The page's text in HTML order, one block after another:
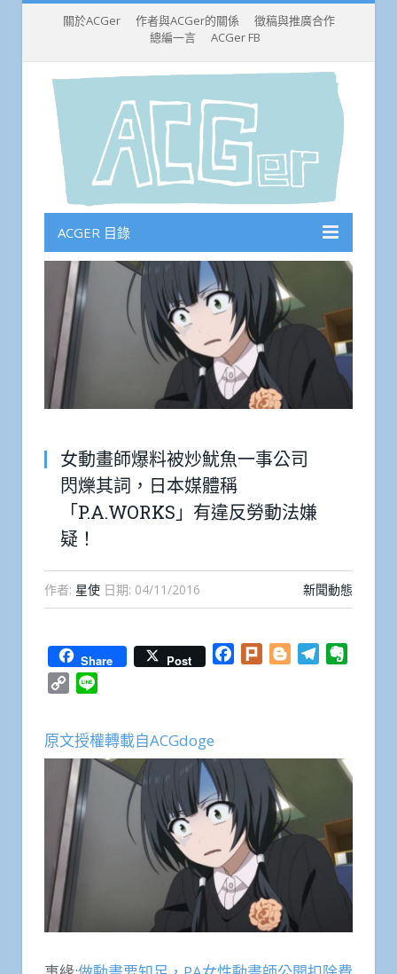
關於ACGer 作者與ACGer的關係
徵稿與推廣合作
總編一言
ACGer FB
ACGER 目錄
女動畫師爆料被炒魷魚一事公司
閃爍其詞，日本媒體稱
「P.A.WORKS」有違反勞動法嫌
疑！
作者: 星使 日期: 04/11/2016 新聞動態
Share Post Facebook
Plurk BloggerTelegram
Copy
原文授權轉載自ACGdoge